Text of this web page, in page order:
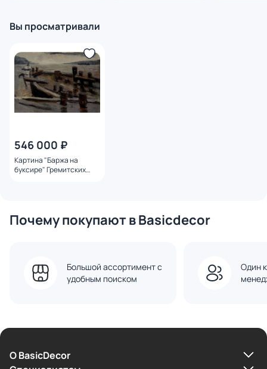
Вы просматривали
546 000 ₽
Картина "Баржа на
буксире" Гремитских
Почему покупают в Basicdecor
Большой ассортимент с
удобным поиском
Один
О BasicDecor